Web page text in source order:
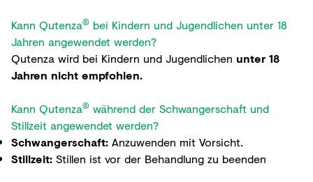
Kann Qutenza® bei Kindern und Jugendlichen unter 18
Jahren angewendet werden?
Qutenza wird bei Kindern und Jugendlichen unter 18
Jahren nicht empfohlen.
Kann Qutenza® während der Schwangerschaft und
Stillzeit angewendet werden?
Schwangerschaft: Anzuwenden mit Vorsicht.
Stillzeit: Stillen ist vor der Behandlung zu beenden